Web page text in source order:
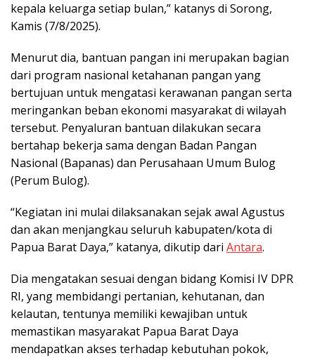
kepala keluarga setiap bulan,” katanys di Sorong,
Kamis (7/8/2025).
Menurut dia, bantuan pangan ini merupakan bagian
dari program nasional ketahanan pangan yang
bertujuan untuk mengatasi kerawanan pangan serta
meringankan beban ekonomi masyarakat di wilayah
tersebut. Penyaluran bantuan dilakukan secara
bertahap bekerja sama dengan Badan Pangan
Nasional (Bapanas) dan Perusahaan Umum Bulog
(Perum Bulog).
“Kegiatan ini mulai dilaksanakan sejak awal Agustus
dan akan menjangkau seluruh kabupaten/kota di
Papua Barat Daya,” katanya, dikutip dari Antara.
Dia mengatakan sesuai dengan bidang Komisi IV DPR
RI, yang membidangi pertanian, kehutanan, dan
kelautan, tentunya memiliki kewajiban untuk
memastikan masyarakat Papua Barat Daya
mendapatkan akses terhadap kebutuhan pokok,